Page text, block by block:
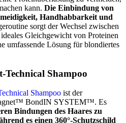
kann. Die Einbindung von
Handhabbarkeit und
sorgt der Wechsel zwischen
Gleichgewicht von Proteinen
umfassende Lösung für blondiertes
Shampoo
Shampoo ist der
BondIN SYSTEM™. Es
Bindungen des Haares zu
es einen 360°-Schutzschild